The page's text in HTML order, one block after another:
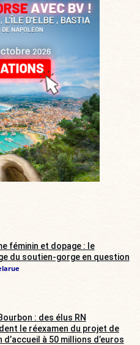
féminin et dopage : le
du soutien-gorge en question
: des élus RN
le réexamen du projet de
d’accueil à 50 millions d’euros